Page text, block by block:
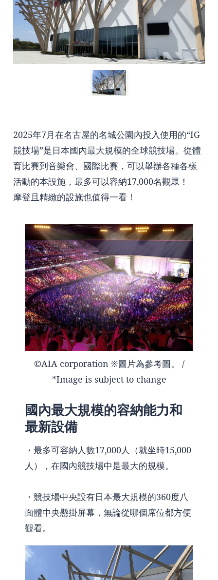
2025年7月在名古屋的名城公園內投入使用的“IG
競技場”是日本國內最大規模的全球競技場。從體
育比賽到音樂會、國際比賽，可以舉辦各種各樣
活動的本設施，最多可以容納17,000名觀眾！
摩登且精緻的設施也值得一看！
©AIA corporation ※圖片為參考圖。 /
*Image is subject to change
國內最大規模的容納能力和
最新設備
・最多可容納人數17,000人（就坐時15,000
人），在國內競技場中是最大的規模。
・競技場中央設有日本最大規模的360度八
面體中央懸掛屏幕，無論從哪個席位都方便
觀看。